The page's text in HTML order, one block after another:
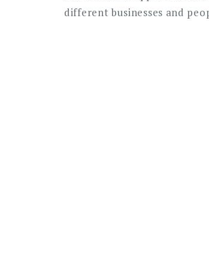
different businesses and